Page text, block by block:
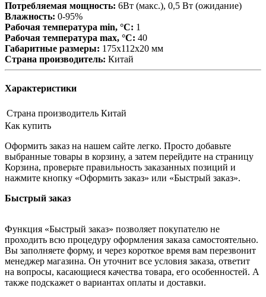
Потребляемая мощность: 6Вт (макс.), 0,5 Вт (ожидание)
Влажность: 0-95%
Рабочая температура min, °С: 1
Рабочая температура max, °С: 40
Габаритные размеры: 175х112х20 мм
Страна производитель: Китай
Характеристики
Страна производитель Китай
Как купить
Оформить заказ на нашем сайте легко. Просто добавьте
выбранные товары в корзину, а затем перейдите на страницу
Корзина, проверьте правильность заказанных позиций и
нажмите кнопку «Оформить заказ» или «Быстрый заказ».
Быстрый заказ
Функция «Быстрый заказ» позволяет покупателю не
проходить всю процедуру оформления заказа самостоятельно.
Вы заполняете форму, и через короткое время вам перезвонит
менеджер магазина. Он уточнит все условия заказа, ответит
на вопросы, касающиеся качества товара, его особенностей. А
также подскажет о вариантах оплаты и доставки.